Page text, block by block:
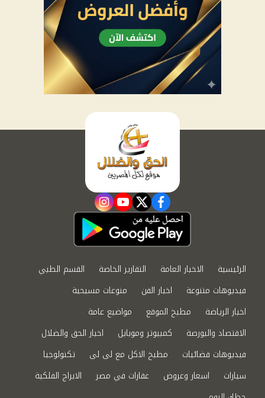
facebook
twitter
youtube
instagram
الرئيسية الاخبار العامة التقارير الخاصة
القسم الطبي
فيديوهات متنوعة
اخبار الفن
منوعات مسيحية
اخبار الرياضة
مطبخ الموقع
مواضيع عامة
الاقتصاد والبورصة
كمبيوتر وموبايل
اخبار الحق والضلال
فيديوهات فضائيات
مطبخ الاكل مع لى لى
تكنولوجيا
سيارات
اسعار وعروض عقارات في مصر
الابراج الفلكية